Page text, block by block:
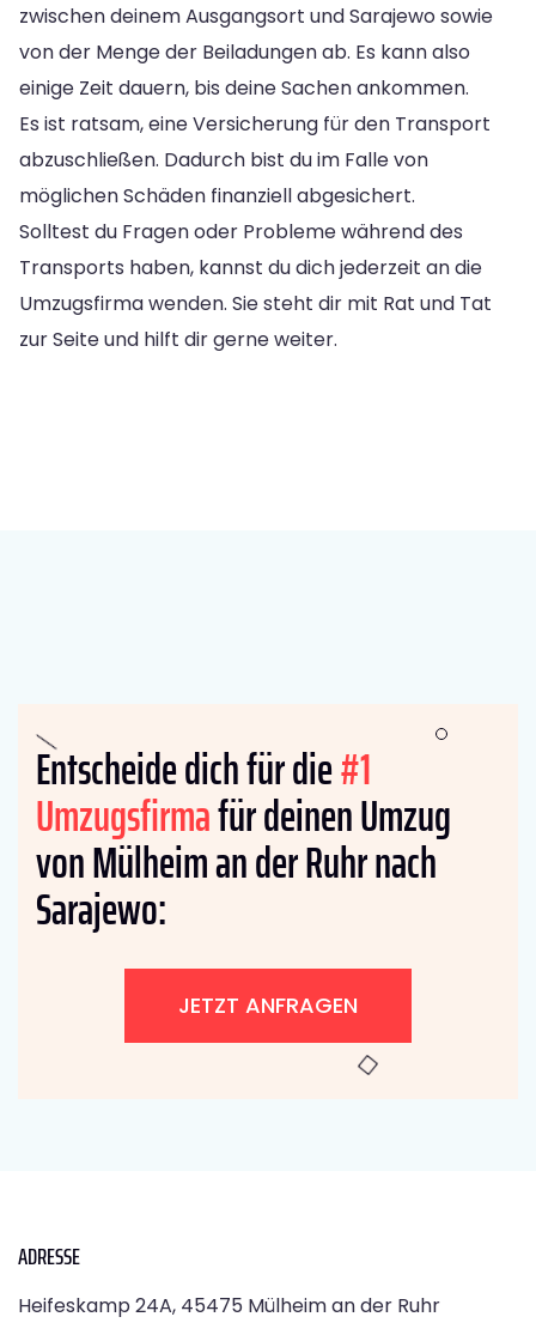
zwischen deinem Ausgangsort und Sarajewo sowie
von der Menge der Beiladungen ab. Es kann also
einige Zeit dauern, bis deine Sachen ankommen.
Es ist ratsam, eine Versicherung für den Transport
abzuschließen. Dadurch bist du im Falle von
möglichen Schäden finanziell abgesichert.
Solltest du Fragen oder Probleme während des
Transports haben, kannst du dich jederzeit an die
Umzugsfirma wenden. Sie steht dir mit Rat und Tat
zur Seite und hilft dir gerne weiter.
Entscheide dich für die#1
Umzugsfirmafür deinen Umzug
von Mülheim an der Ruhr nach
Sarajewo:
JETZT ANFRAGEN
ADRESSE
Heifeskamp 24A, 45475 Mülheim an der Ruhr